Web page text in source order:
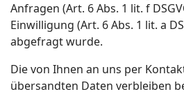
Anfragen (Art. 6 Abs. 1 lit. f
Einwilligung (Art. 6 Abs. 1 lit. a
abgefragt wurde.
Die von Ihnen an uns per
übersandten Daten verbleiben